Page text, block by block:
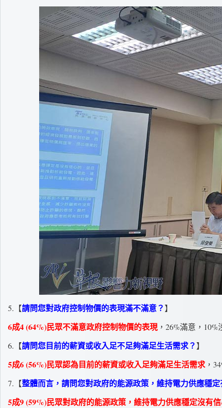
5.【請問您對政府控制物價的表現滿不滿意？】
6成4 (64%)民眾不滿意政府控制物價的表現，26%滿意，10%
6.【請問您目前的薪資或收入足不足夠滿足生活需求？】
5成6 (56%)民眾認為目前的薪資或收入足夠滿足生活需求 ，
7.【整體而言，請問您對政府的能源政策，維持電力供應穩
5成9 (59%)民眾對政府的能源政策，維持電力供應穩定沒有